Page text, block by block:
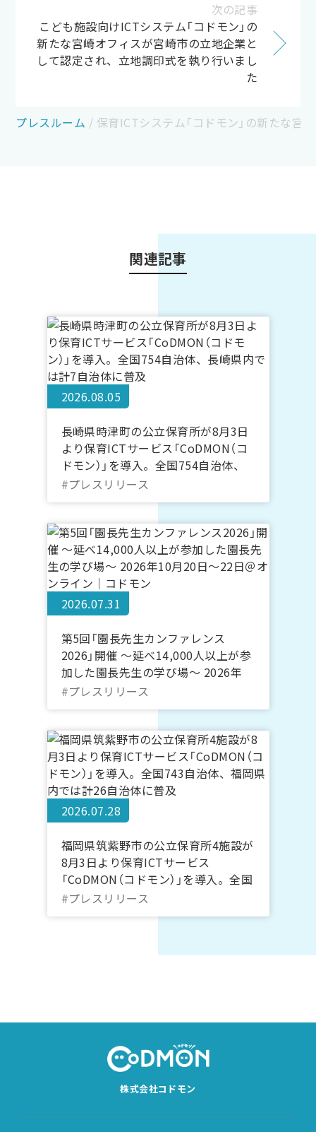
次の記事
こども施設向けICTシステム「コドモン」の
新たな宮崎オフィスが宮崎市の立地企業と
して認定され、立地調印式を執り行いまし
た
プレスルーム / 保育ICTシステム「コドモン」の新たな
関連記事
2026.08.05
長崎県時津町の公立保育所が8月3日
より保育ICTサービス「CoDMON（コ
ドモン）」を導入。全国754自治体、
長崎県内では計7自治体に普及
#プレスリリース
2026.07.31
第5回「園長先生カンファレンス
2026」開催 ～延べ14,000人以上が参
加した園長先生の学び場～ 2026年
10月20日～22日＠オンライン｜コド
#プレスリリース
2026.07.28
福岡県筑紫野市の公立保育所4施設が
8月3日より保育ICTサービス
「CoDMON（コドモン）」を導入。全国
743自治体、福岡県内では計26自治
#プレスリリース
株式会社コドモン